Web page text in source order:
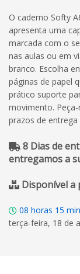
O caderno Softy
apresenta uma
marcada com o
nas aulas ou em
branco. Escolha
páginas de papel
prático suporte
movimento.
prazos de
8 Dias de
entregamos a
Disponível a
08 horas 15
terça-feira, 18 de